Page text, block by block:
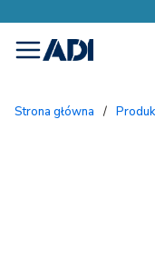
menu
Strona główna /